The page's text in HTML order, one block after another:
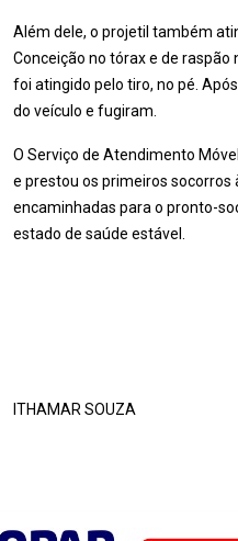
Além dele, o projetil também
Conceição no tórax e de
foi atingido pelo tiro, no pé.
do veículo e fugiram.
O Serviço de Atendimento
e prestou os primeiros socorros
encaminhadas para o pronto-
estado de saúde estável.
ITHAMAR SOUZA